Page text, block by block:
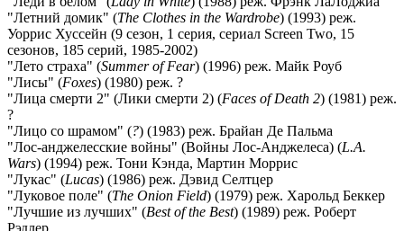
"Летний домик" (The Clothes in the Wardrobe) (1993) реж.
Уоррис Хуссейн (9 сезон, 1 серия, сериал Screen Two, 15
сезонов, 185 серий, 1985-2002)
"Лето страха" (Summer of Fear) (1996) реж. Майк Роуб
"Лисы" (Foxes) (1980) реж. ?
"Лица смерти 2" (Лики смерти 2) (Faces of Death 2) (1981) реж.
?
"Лицо со шрамом" (?) (1983) реж. Брайан Де Пальма
"Лос-анджелесские войны" (Войны Лос-Анджелеса) (L.A.
Wars) (1994) реж. Тони Кэнда, Мартин Моррис
"Лукас" (Lucas) (1986) реж. Дэвид Селтцер
"Луковое поле" (The Onion Field) (1979) реж. Харольд Беккер
"Лучшие из лучших" (Best of the Best) (1989) реж. Роберт